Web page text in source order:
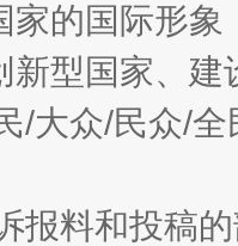
如何以
家的国际形
新型国家、
/大众/民众/
报料和投稿